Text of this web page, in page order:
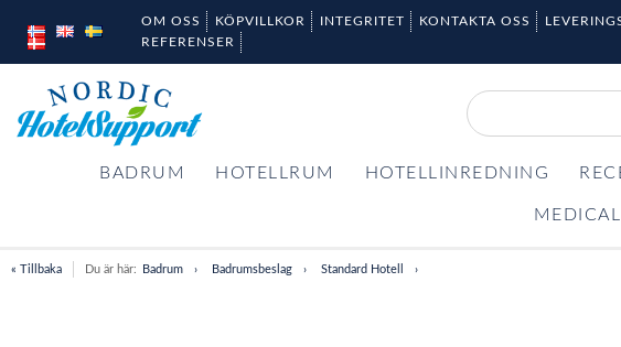
OM OSS KÖPVILLKOR INTEGRITET KONTAKTA OSS
REFERENSER
BADRUM HOTELLRUM HOTELLINREDNING
« Tillbaka Du är här: Badrum Badrumsbeslag Standard Hotell